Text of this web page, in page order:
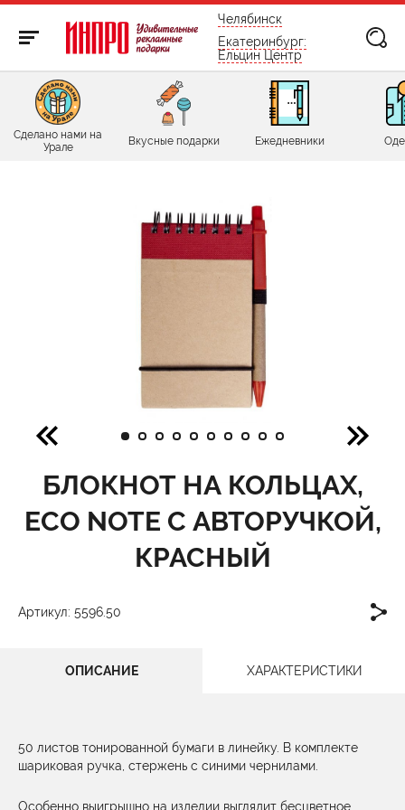
бесплатно по России
Челябинск
Екатеринбург:
Ельцин Центр
Сделано нами на
Урале
Вкусные подарки Ежедневники
БЛОКНОТ НА КОЛЬЦАХ,
ECO NOTE С АВТОРУЧКОЙ,
КРАСНЫЙ
Артикул: 5596.50
ОПИСАНИЕ ХАРАКТЕРИСТИКИ
50 листов тонированной бумаги в линейку. В комплекте
шариковая ручка, стержень с синими чернилами.
Особенно выигрышно на изделии выглядит бесцветное